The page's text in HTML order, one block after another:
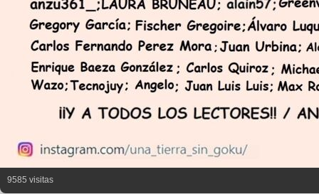
9585 visitas